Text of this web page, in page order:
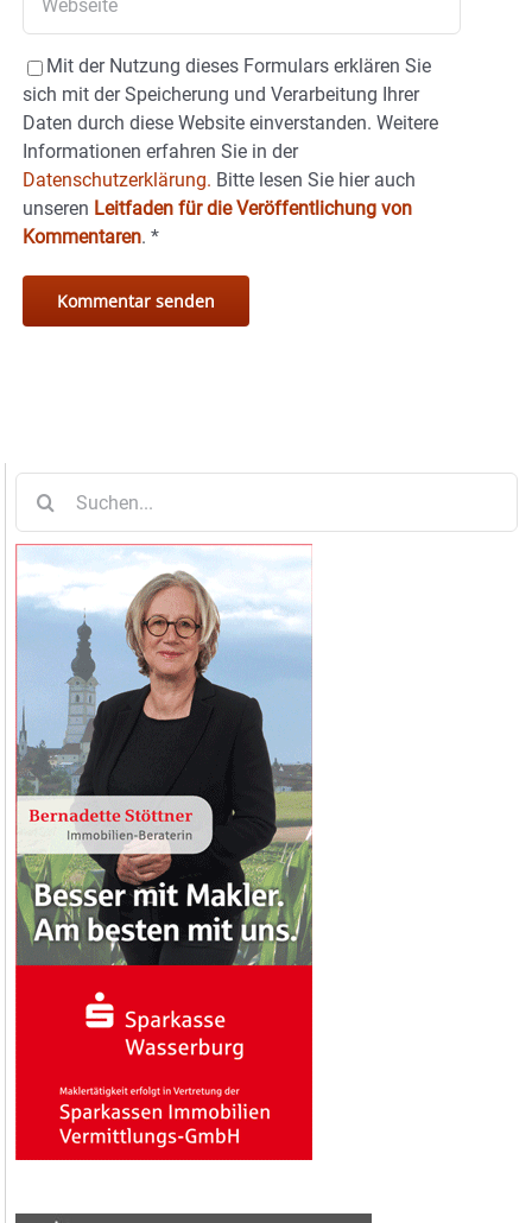
Mit der Nutzung dieses Formulars erklären Sie
sich mit der Speicherung und Verarbeitung Ihrer
Daten durch diese Website einverstanden. Weitere
Informationen erfahren Sie in der
Datenschutzerklärung. Bitte lesen Sie hier auch
unseren Leitfaden für die Veröffentlichung von
Kommentaren. *
nach: